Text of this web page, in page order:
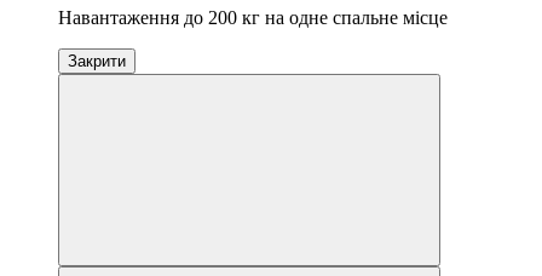
Навантаження до 200 кг на одне спальне місце
Закрити